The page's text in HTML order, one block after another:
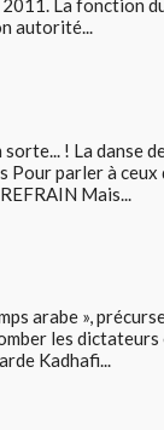
La fonction
autorité...
! La danse
Pour parler à
Mais...
arabe »,
les
Kadhafi...